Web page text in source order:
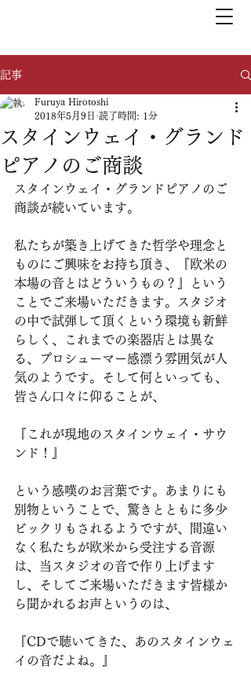
記事
スタインウェイ・グランド
ピアノのご商談
Furuya Hirotoshi
2018年5月9日 読了時間: 1分
スタインウェイ・グランドピアノのご
商談が続いています。
私たちが築き上げてきた哲学や理念と
ものにご興味をお持ち頂き、『欧米の
本場の音とはどういうもの？』という
ことでご来場いただきます。スタジオ
の中で試弾して頂くという環境も新鮮
らしく、これまでの楽器店とは異な
る、プロシューマー感漂う雰囲気が人
気のようです。そして何といっても、
皆さん口々に仰ることが、
『これが現地のスタインウェイ・サウ
ンド！』
という感嘆のお言葉です。あまりにも
別物ということで、驚きとともに多少
ビックリもされるようですが、間違い
なく私たちが欧米から受注する音源
は、当スタジオの音で作り上げます
し、そしてご来場いただきます皆様か
ら聞かれるお声というのは、
『CDで聴いてきた、あのスタインウェ
イの音だよね。』